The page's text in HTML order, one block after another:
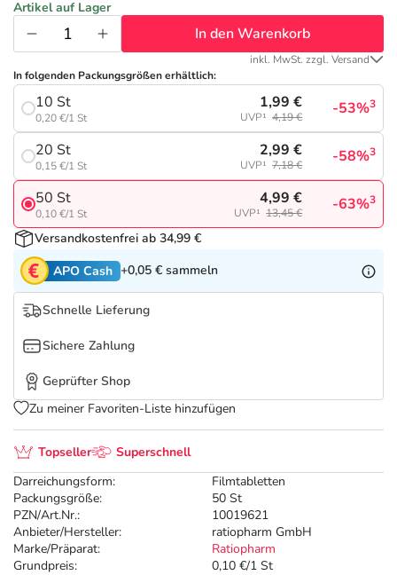
Tierapotheke
Vitamine & Mineralstoffe
Marken
Salus Deals
Topseller
Superschnell
Darreichungsform:
Filmtabletten
Packungsgröße:
50 St
PZN/Art.Nr.:
10019621
Anbieter/Hersteller:
ratiopharm GmbH
Marke/Präparat:
Ratiopharm
Grundpreis:
0,10 €/1 St
Artikel auf Lager
In den Warenkorb
inkl. MwSt. zzgl. Versand
In folgenden Packungsgrößen erhältlich:
10 St
0,20 €/1 St
1,99 €
UVP¹ 4,19 € -53%3
20 St
0,15 €/1 St
2,99 €
UVP¹ 7,18 € -58%3
50 St
0,10 €/1 St
4,99 €
UVP¹ 13,45 € -63%3
Versandkostenfrei ab 34,99 €
APO Cash +0,05 € sammeln
Schnelle Lieferung
Sichere Zahlung
Geprüfter Shop
Zu meiner Favoriten-Liste hinzufügen